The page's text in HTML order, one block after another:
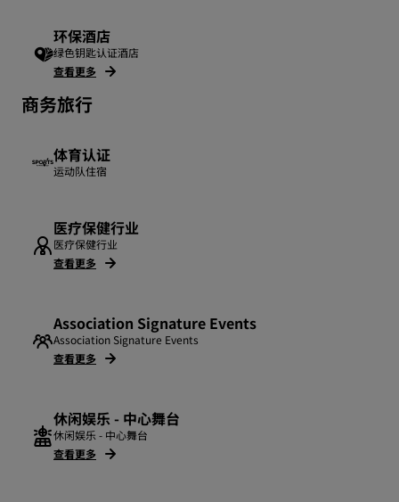
环保酒店
绿色钥匙认证酒店
查看更多
商务旅行
体育认证
运动队住宿
医疗保健行业
医疗保健行业
查看更多
Association Signature Events
Association Signature Events
查看更多
休闲娱乐 - 中心舞台
休闲娱乐 - 中心舞台
查看更多